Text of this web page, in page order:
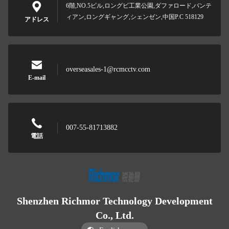
アドレス
6階,NO.5ビル,ロングビ工業公園,ダファロード,バンテ
ィアン,ロングギャング,シェンゼン,中国P.C 518129
E-mail
overseasales-1@rcmcctv.com
電話
007-55-81713882
Shenzhen Richmor Technology Development
Co., Ltd.